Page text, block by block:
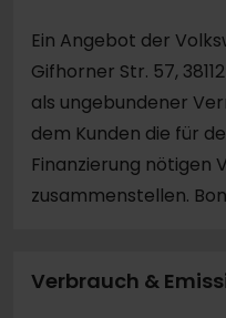
Ein Angebot der
Gifhorner Str. 57,
als ungebundener
dem Kunden die für
Finanzierung nötigen
zusammenstellen.
Verbrauch &